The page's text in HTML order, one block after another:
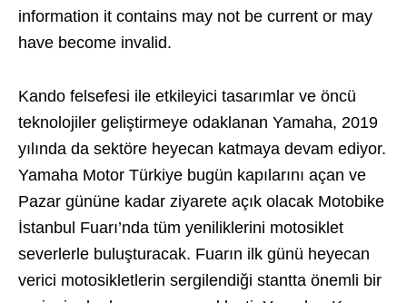
information it contains may not be current or may
have become invalid.
Kando felsefesi ile etkileyici tasarımlar ve öncü
teknolojiler geliştirmeye odaklanan Yamaha, 2019
yılında da sektöre heyecan katmaya devam ediyor.
Yamaha Motor Türkiye bugün kapılarını açan ve
Pazar gününe kadar ziyarete açık olacak Motobike
İstanbul Fuarı’nda tüm yeniliklerini motosiklet
severlerle buluşturacak. Fuarın ilk günü heyecan
verici motosikletlerin sergilendiği stantta önemli bir